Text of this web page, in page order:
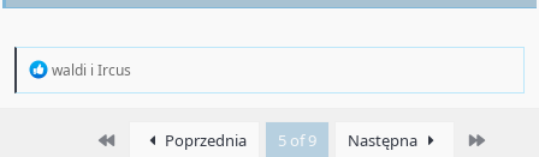
R
waldi i Ircus
First Poprzednia 5 of 9 Następna